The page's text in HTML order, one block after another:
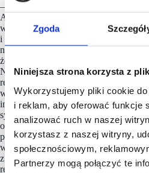
Zgoda
Niniejsza strona korzysta z
Wykorzystujemy pliki cookie
i reklam, aby oferować funkcje
analizować ruch w naszej
korzystasz z naszej witryny,
społecznościowym,
Partnerzy mogą połączyć te
– Dopiero w maju 2021 r.
ARP dotyczącą udzielenia naszej
w wysokości 14 mln zł na pokrycie
i obecnie czekamy na wypłatę
nie otrzymaliśmy więc żadnego
że ubiegły rok niewątpliwie mocno
Najważniejsze dla nas było jednak to,
restauratorzy, więc wspieraliśmy ich
w tej trudnej sytuacji i z
im dziękuję. Obecnie cieszymy się, że
sytuacji spółka i sieć mogą wznowić
oraz że wchodzimy w okres
planami i zapałem osób, które chcą je
widzą potencjał rozwoju naszych
z naszym partnerem franczyzowym
restaurację, a kolejne są w